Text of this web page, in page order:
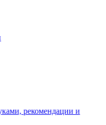
рекомендации и